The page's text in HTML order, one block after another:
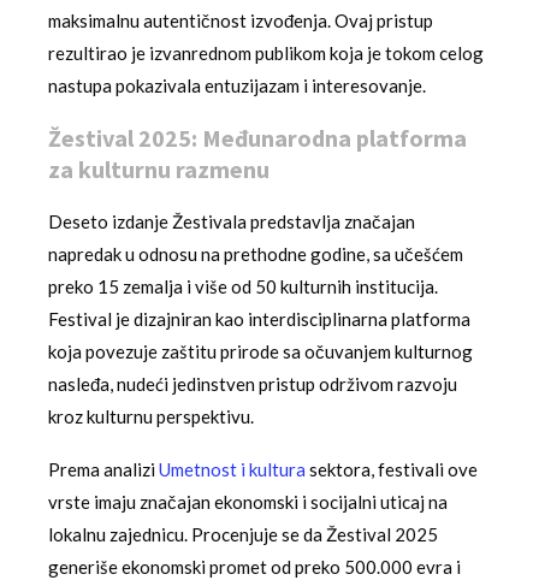
maksimalnu autentičnost izvođenja. Ovaj pristup
rezultirao je izvanrednom publikom koja je tokom celog
nastupa pokazivala entuzijazam i interesovanje.
Žestival 2025: Međunarodna platforma
za kulturnu razmenu
Deseto izdanje Žestivala predstavlja značajan
napredak u odnosu na prethodne godine, sa učešćem
preko 15 zemalja i više od 50 kulturnih institucija.
Festival je dizajniran kao interdisciplinarna platforma
koja povezuje zaštitu prirode sa očuvanjem kulturnog
nasleđa, nudeći jedinstven pristup održivom razvoju
kroz kulturnu perspektivu.
Prema analiziUmetnost i kultura sektora, festivali ove
vrste imaju značajan ekonomski i socijalni uticaj na
lokalnu zajednicu. Procenjuje se da Žestival 2025
generiše ekonomski promet od preko 500.000 evra i